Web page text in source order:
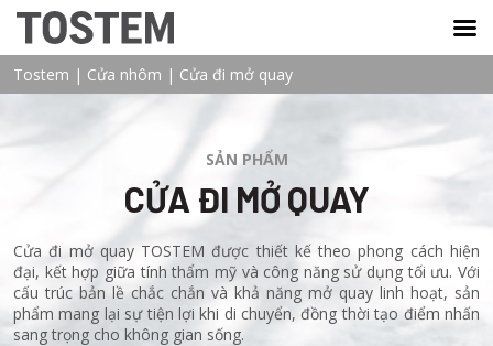
Tostem | Cửa nhôm | Cửa đi mở quay
SẢN PHẨM
CỬA ĐI MỞ QUAY
Cửa đi mở quay TOSTEM được thiết kế theo phong cách hiện
đại, kết hợp giữa tính thẩm mỹ và công năng sử dụng tối ưu. Với
cấu trúc bản lề chắc chắn và khả năng mở quay linh hoạt, sản
phẩm mang lại sự tiện lợi khi di chuyển, đồng thời tạo điểm nhấn
sang trọng cho không gian sống.
TOSTEM VIỆT NAM